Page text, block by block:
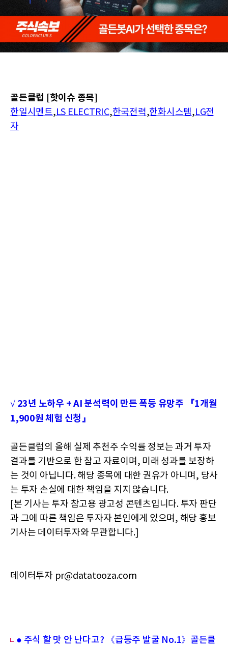
골든클럽 [핫이슈 종목]
한일시멘트,LS ELECTRIC,한국전력,한화시스템,LG전
자
√ 23년 노하우 + AI 분석력이 만든 폭등 유망주 『1개월
1,900원 체험 신청』
골든클럽의 올해 실제 추천주 수익률 정보는 과거 투자
결과를 기반으로 한 참고 자료이며, 미래 성과를 보장하
는 것이 아닙니다. 해당 종목에 대한 권유가 아니며, 당사
는 투자 손실에 대한 책임을 지지 않습니다.
[본 기사는 투자 참고용 광고성 콘텐츠입니다. 투자 판단
과 그에 따른 책임은 투자자 본인에게 있으며, 해당 홍보
기사는 데이터투자와 무관합니다.]
데이터투자 pr@datatooza.com
● 주식 할 맛 안 난다고? 《급등주 발굴 No.1》골든클